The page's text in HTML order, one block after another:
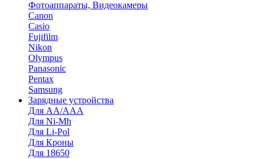
Фотоаппараты, Видеокамеры
Canon
Casio
Fujifilm
Nikon
Olympus
Panasonic
Pentax
Samsung
Зарядные устройства
Для AA/AAA
Для Ni-Mh
Для Li-Pol
Для Кроны
Для 18650